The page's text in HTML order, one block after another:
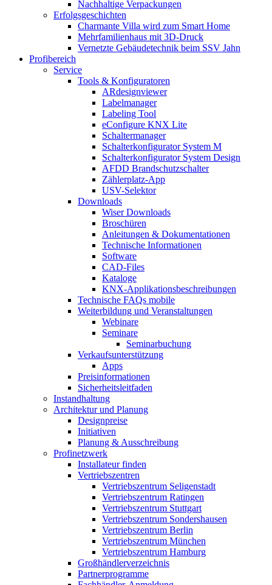
Nachhaltige Verpackungen
Erfolgsgeschichten
Charmante Villa wird zum Smart Home
Mehrfamilienhaus mit 3D-Druck
Vernetzte Gebäudetechnik beim SSV Jahn
Profibereich
Service
Tools & Konfiguratoren
ARdesignviewer
Labelmanager
Labeling Tool
eConfigure KNX Lite
Schaltermanager
Schalterkonfigurator System M
Schalterkonfigurator System Design
AFDD Brandschutzschalter
Zählerplatz-App
USV-Selektor
Downloads
Wiser Downloads
Broschüren
Anleitungen & Dokumentationen
Technische Informationen
Software
CAD-Files
Kataloge
KNX-Applikationsbeschreibungen
Technische FAQs mobile
Weiterbildung und Veranstaltungen
Webinare
Seminare
Seminarbuchung
Verkaufsunterstützung
Apps
Preisinformationen
Sicherheitsleitfaden
Instandhaltung
Architektur und Planung
Designpreise
Initiativen
Planung & Ausschreibung
Profinetzwerk
Installateur finden
Vertriebszentren
Vertriebszentrum Seligenstadt
Vertriebszentrum Ratingen
Vertriebszentrum Stuttgart
Vertriebszentrum Sondershausen
Vertriebszentrum Berlin
Vertriebszentrum München
Vertriebszentrum Hamburg
Großhändlerverzeichnis
Partnerprogramme